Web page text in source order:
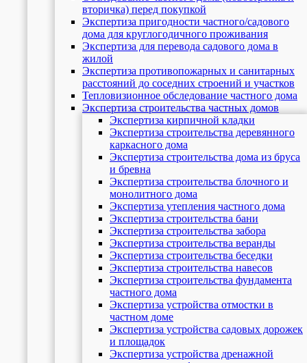
вторичка) перед покупкой
Экспертиза пригодности частного/садового
дома для круглогодичного проживания
Экспертиза для перевода садового дома в
жилой
Экспертиза противопожарных и санитарных
расстояний до соседних строений и участков
Тепловизионное обследование частного дома
Экспертиза строительства частных домов
Экспертиза кирпичной кладки
Экспертиза строительства деревянного
каркасного дома
Экспертиза строительства дома из бруса
и бревна
Экспертиза строительства блочного и
монолитного дома
Экспертиза утепления частного дома
Экспертиза строительства бани
Экспертиза строительства забора
Экспертиза строительства веранды
Экспертиза строительства беседки
Экспертиза строительства навесов
Экспертиза строительства фундамента
частного дома
Экспертиза устройства отмостки в
частном доме
Экспертиза устройства садовых дорожек
и площадок
Экспертиза устройства дренажной